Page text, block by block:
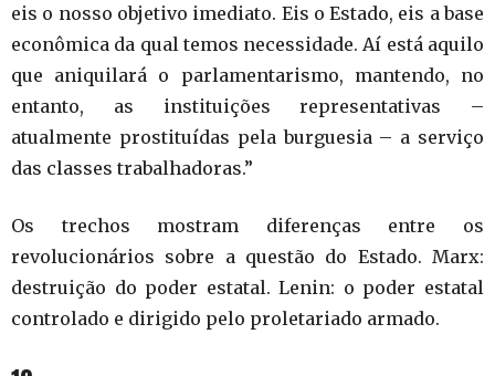
eis o nosso objetivo imediato. Eis o Estado, eis a base
econômica da qual temos necessidade. Aí está aquilo
que aniquilará o parlamentarismo, mantendo, no
entanto, as instituições representativas –
atualmente prostituídas pela burguesia – a serviço
das classes trabalhadoras.”
Os trechos mostram diferenças entre os
revolucionários sobre a questão do Estado. Marx:
destruição do poder estatal. Lenin: o poder estatal
controlado e dirigido pelo proletariado armado.